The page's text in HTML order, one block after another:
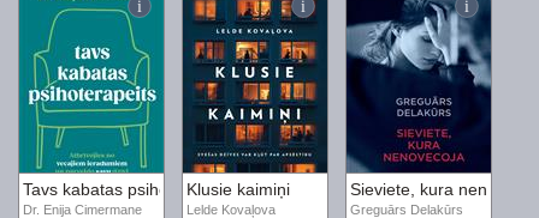
Tavs kabatas psihoterapeits
Dr. Enija Cimermane
Klusie kaimiņi
Lelde Kovaļova
Sieviete, kura
Greguārs Delakūrs